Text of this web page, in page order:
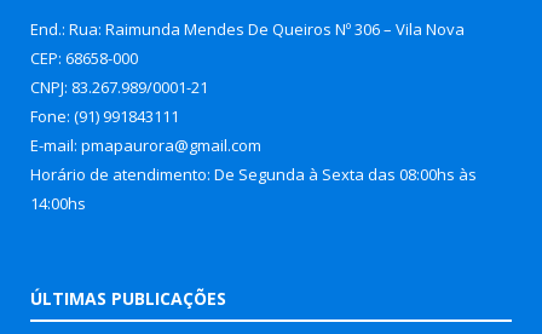
End.: Rua: Raimunda Mendes De Queiros Nº 306 – Vila Nova
CEP: 68658-000
CNPJ: 83.267.989/0001-21
Fone: (91) 991843111
E-mail: pmapaurora@gmail.com
Horário de atendimento: De Segunda à Sexta das 08:00hs às
14:00hs
ÚLTIMAS PUBLICAÇÕES